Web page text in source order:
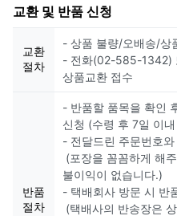
교환 및 반품 신청
교환
절차
- 상품 불량/오배송/상
- 전화(02-585-1342)
상품교환 접수
반품
절차
- 반품할 품목을 확인
신청 (수령 후 7일 이
- 전달드린 주문번호
(포장을 꼼꼼하게 해
불이익이 없습니다.)
- 택배회사 방문 시 반
(택배사의 반송장은